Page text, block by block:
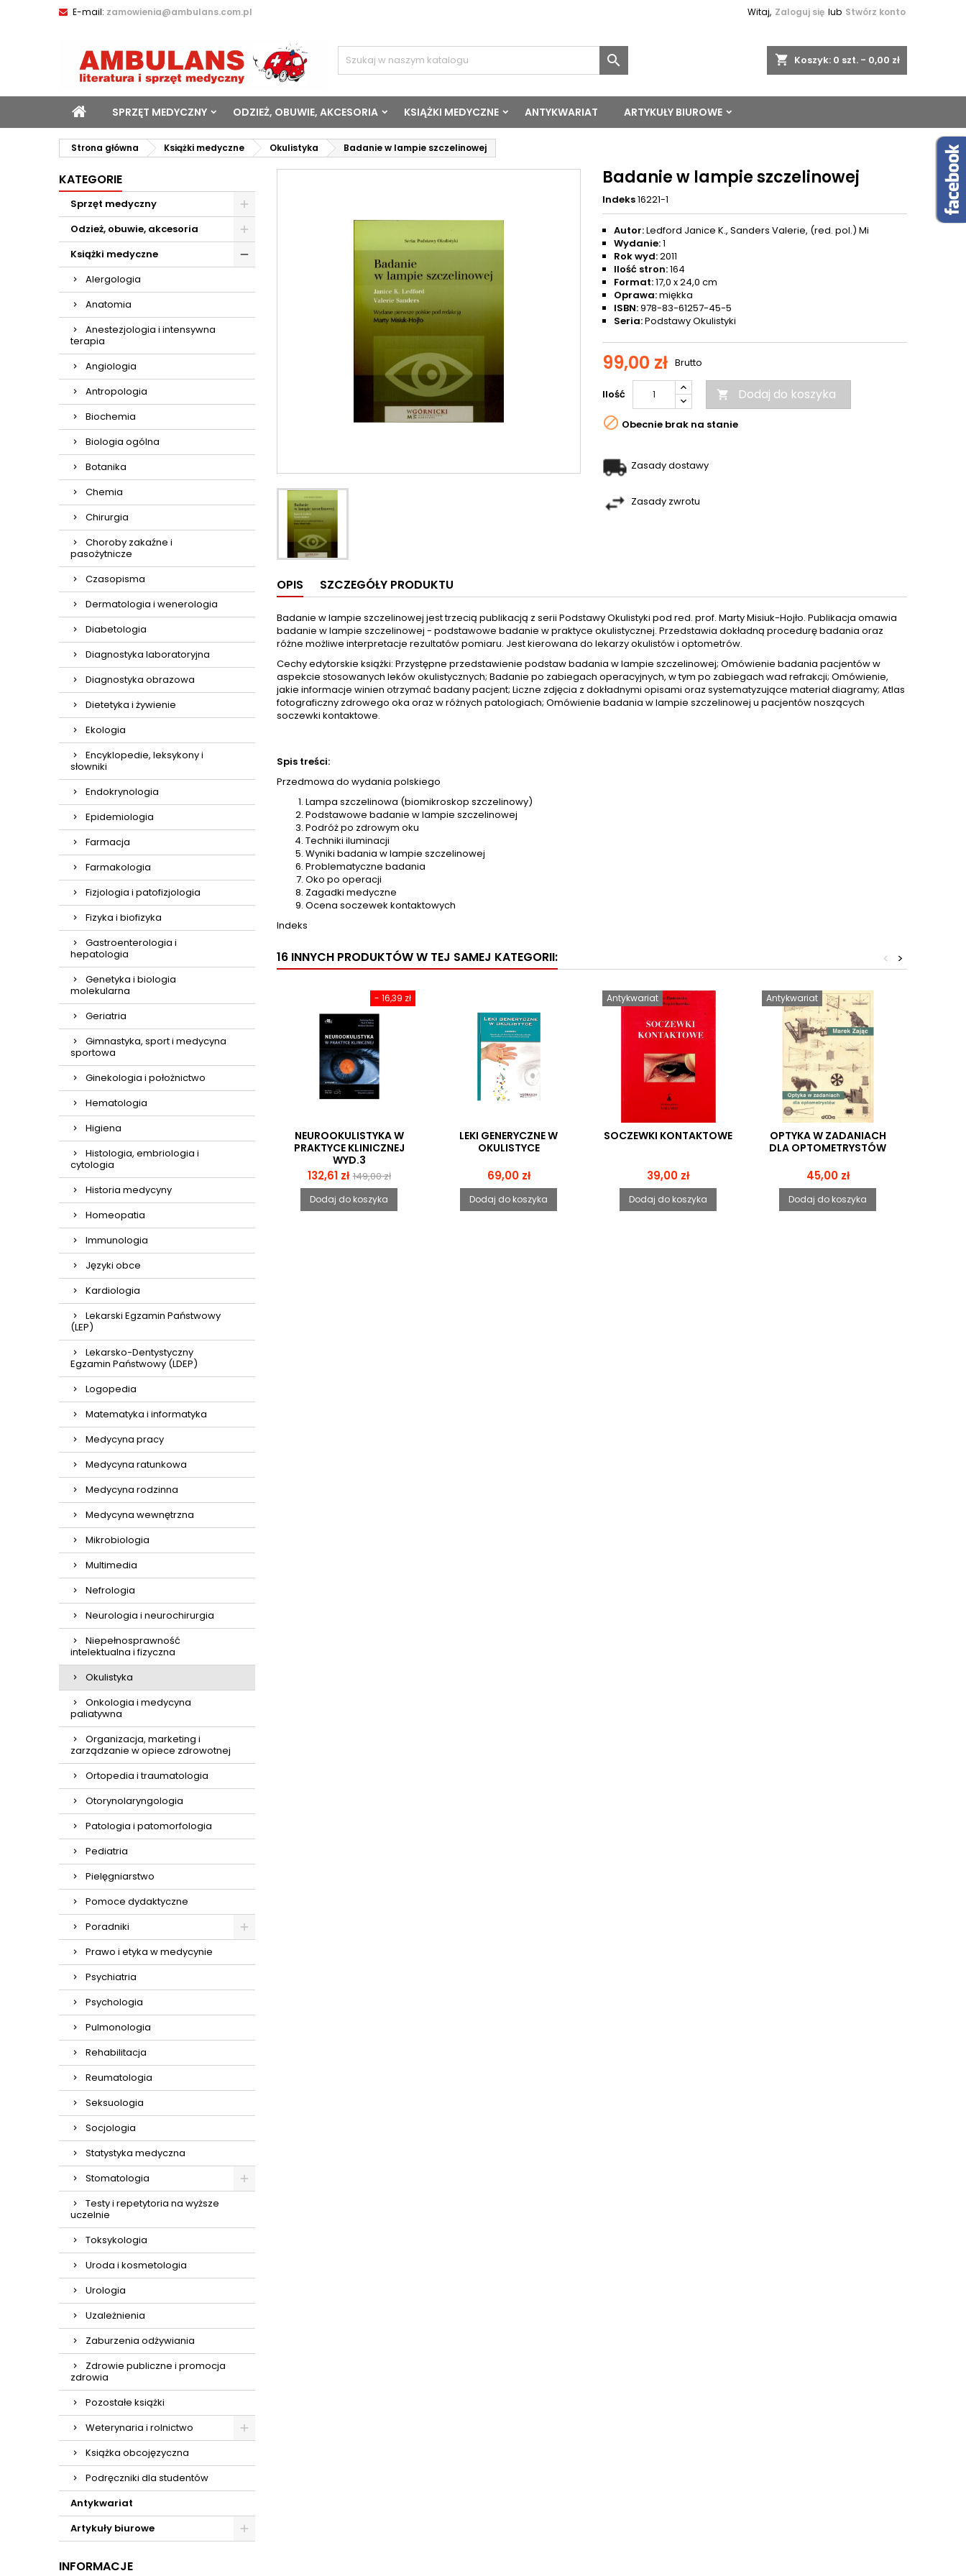
E-mail: zamowienia@ambulans.com.pl Witaj, Zaloguj się lub Stwórz konto
shopping_cart Koszyk: 0 szt. - 0,00 zł

SPRZĘT MEDYCZNY ODZIEŻ, OBUWIE, AKCESORIA KSIĄŻKI MEDYCZNE ANTYKWARIAT ARTYKUŁY BIUROWE
Strona główna Książki medyczne Okulistyka Badanie w lampie szczelinowej
KATEGORIE
Sprzęt medyczny
Odzież, obuwie, akcesoria
Książki medyczne
Alergologia
Anatomia
Anestezjologia i intensywna
terapia
Angiologia
Antropologia
Biochemia
Biologia ogólna
Botanika
Chemia
Chirurgia
Choroby zakaźne i
pasożytnicze
Czasopisma
Dermatologia i wenerologia
Diabetologia
Diagnostyka laboratoryjna
Diagnostyka obrazowa
Dietetyka i żywienie
Ekologia
Encyklopedie, leksykony i
słowniki
Endokrynologia
Epidemiologia
Farmacja
Farmakologia
Fizjologia i patofizjologia
Fizyka i biofizyka
Gastroenterologia i
hepatologia
Genetyka i biologia
molekularna
Geriatria
Gimnastyka, sport i medycyna
sportowa
Ginekologia i położnictwo
Hematologia
Higiena
Histologia, embriologia i
cytologia
Historia medycyny
Homeopatia
Immunologia
Języki obce
Kardiologia
Lekarski Egzamin Państwowy
(LEP)
Lekarsko-Dentystyczny
Egzamin Państwowy (LDEP)
Logopedia
Matematyka i informatyka
Medycyna pracy
Medycyna ratunkowa
Medycyna rodzinna
Medycyna wewnętrzna
Mikrobiologia
Multimedia
Nefrologia
Neurologia i neurochirurgia
Niepełnosprawność
intelektualna i fizyczna
Okulistyka
Onkologia i medycyna
paliatywna
Organizacja, marketing i
zarządzanie w opiece zdrowotnej
Ortopedia i traumatologia
Otorynolaryngologia
Patologia i patomorfologia
Pediatria
Pielęgniarstwo
Pomoce dydaktyczne
Poradniki
Prawo i etyka w medycynie
Psychiatria
Psychologia
Pulmonologia
Rehabilitacja
Reumatologia
Seksuologia
Socjologia
Statystyka medyczna
Stomatologia
Testy i repetytoria na wyższe
uczelnie
Toksykologia
Uroda i kosmetologia
Urologia
Uzależnienia
Zaburzenia odżywiania
Zdrowie publiczne i promocja
zdrowia
Pozostałe książki
Weterynaria i rolnictwo
Książka obcojęzyczna
Podręczniki dla studentów
Antykwariat
Artykuły biurowe
INFORMACJE
Badanie w lampie szczelinowej
Indeks16221-1
Autor:Ledford Janice K., Sanders Valerie, (red. pol.) Mi
Wydanie:1
Rok wyd:2011
Ilość stron:164
Format:17,0 x 24,0 cm
Oprawa:miękka
ISBN:978-83-61257-45-5
Seria:Podstawy Okulistyki
99,00 zł Brutto
Ilość  Dodaj do koszyka
 Obecnie brak na stanie
Zasady dostawy
Zasady zwrotu
OPIS SZCZEGÓŁY PRODUKTU
Badanie w lampie szczelinowej jest trzecią publikacją z serii Podstawy Okulistyki pod red. prof. Marty Misiuk-Hojło. Publikacja omawia
badanie w lampie szczelinowej - podstawowe badanie w praktyce okulistycznej. Przedstawia dokładną procedurę badania oraz
różne możliwe interpretacje rezultatów pomiaru. Jest kierowana do lekarzy okulistów i optometrów.
Cechy edytorskie książki: Przystępne przedstawienie podstaw badania w lampie szczelinowej; Omówienie badania pacjentów w
aspekcie stosowanych leków okulistycznych; Badanie po zabiegach operacyjnych, w tym po zabiegach wad refrakcji; Omówienie,
jakie informacje winien otrzymać badany pacjent; Liczne zdjęcia z dokładnymi opisami oraz systematyzujące materiał diagramy; Atlas
fotograficzny zdrowego oka oraz w różnych patologiach; Omówienie badania w lampie szczelinowej u pacjentów noszących
soczewki kontaktowe.
Spis treści:
Przedmowa do wydania polskiego
Lampa szczelinowa (biomikroskop szczelinowy)
Podstawowe badanie w lampie szczelinowej
Podróż po zdrowym oku
Techniki iluminacji
Wyniki badania w lampie szczelinowej
Problematyczne badania
Oko po operacji
Zagadki medyczne
Ocena soczewek kontaktowych
Indeks
16 INNYCH PRODUKTÓW W TEJ SAMEJ KATEGORII: >
<
- 16,39 zł
NEUROOKULISTYKA W
PRAKTYCE KLINICZNEJ
WYD.3
Cena
132,61 zł Cena
podstawowa
149,00 zł
Dodaj do koszyka
LEKI GENERYCZNE W
OKULISTYCE
Cena
69,00 zł
Dodaj do koszyka
Antykwariat
SOCZEWKI KONTAKTOWE
Cena
39,00 zł
Dodaj do koszyka
Antykwariat
OPTYKA W ZADANIACH
DLA OPTOMETRYSTÓW
Cena
45,00 zł
Dodaj do koszyka